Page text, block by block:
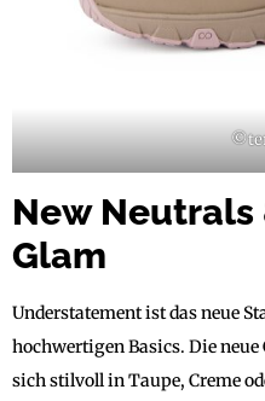
New Neutrals
Glam
Understatement ist das neue
hochwertigen Basics. Die
sich stilvoll in Taupe, Creme